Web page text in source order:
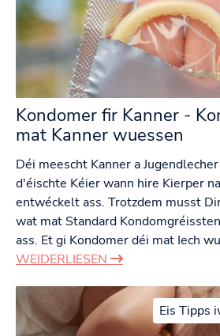
Kondomer fir Kanner -
mat Kanner wuessen
Déi meescht Kanner a
d'éischte Kéier wann hire Kierper
entwéckelt ass. Trotzdem musst
wat mat Standard
ass. Et gi Kondomer déi mat Iech
WEIDERLIESEN
Eis Tipps